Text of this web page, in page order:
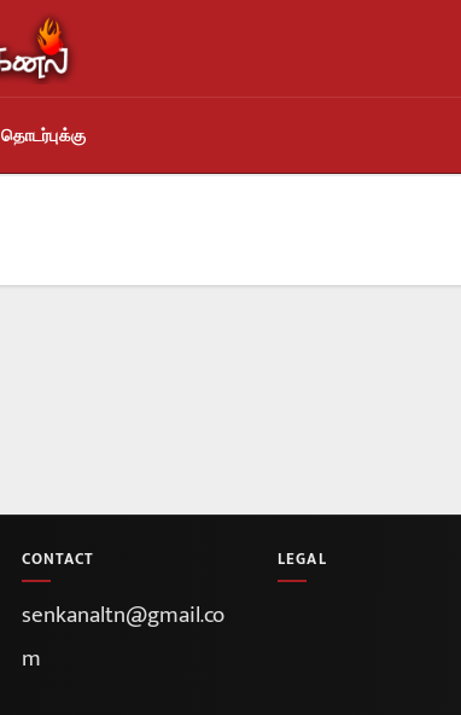
தொடர்புக்கு
CONTACT
senkanaltn@gmail.co
m
LEGAL